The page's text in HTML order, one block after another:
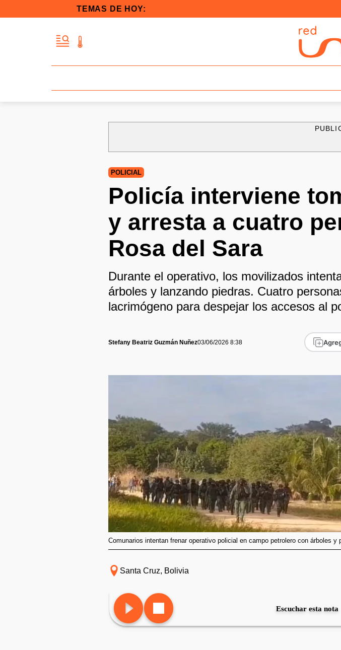
TEMAS DE HOY:
POLICIAL
Policía interviene
y arresta a cuatro
Rosa del Sara
Durante el operativo, los movilizados
árboles y lanzando piedras. Cuatro
lacrimógeno para despejar los accesos al
Stefany Beatriz Guzmán Nuñez03/06/2026 8:38
Comunarios intentan frenar operativo policial en campo petrolero con árboles y
Santa Cruz, Bolivia
Escuchar esta nota